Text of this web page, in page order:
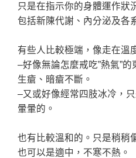
只是在指示你的身體運作狀
包括新陳代謝、內分泌及各
有些人比較極端，像走在溫
–好像無論怎麼戒吃”熱氣”的
生瘡、暗瘡不斷。
–又或好像經常四肢冰冷，
暈暈的。
也有比較溫和的。只是稍稍
也可以是適中，不寒不熱。